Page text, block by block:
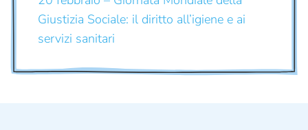
Giustizia Sociale: il diritto all’igiene e ai
servizi sanitari